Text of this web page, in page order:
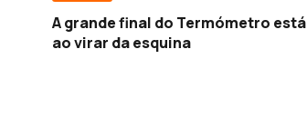
A grande final do Termómetro está
ao virar da esquina